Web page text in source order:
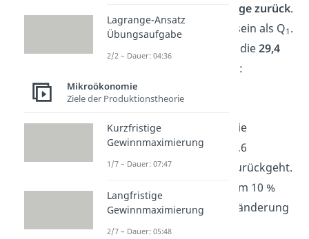
Nachfrage zurück.
Q2muss also kleiner sein als Q1.
wir die29,4
:
Q2= 210 -29,4 =
Die Lösung ist, dass die
Absatzmenge auf 180,6
verkaufte Einheiten zurückgeht.
Eine Preiserhöhung um 10 %
hat also eine Mengenänderung
von 29,4 Einheiten
Lagrange-Ansatz
Übungsaufgabe
2/2 – Dauer: 04:36
Mikroökonomie
Ziele der Produktionstheorie
Kurzfristige
Gewinnmaximierung
1/7 – Dauer: 07:47
Langfristige
Gewinnmaximierung
2/7 – Dauer: 05:48